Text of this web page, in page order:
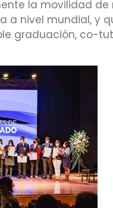
la movilidad
a nivel mundial, y
graduación, co-